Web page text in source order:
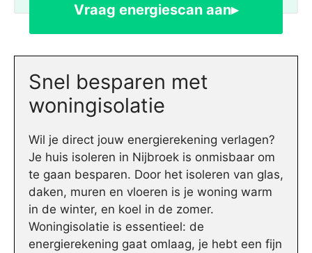
Vraag energiescan aan▸
Snel besparen met
woningisolatie
Wil je direct jouw energierekening verlagen?
Je huis isoleren in Nijbroek is onmisbaar om
te gaan besparen. Door het isoleren van glas,
daken, muren en vloeren is je woning warm
in de winter, en koel in de zomer.
Woningisolatie is essentieel: de
energierekening gaat omlaag, je hebt een fijn